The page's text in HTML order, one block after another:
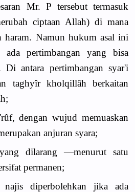
Mr. P tersebut termasuk
ciptaan Allah) di mana
haram. Namun hukum asal ini
ada pertimbangan yang bisa
Di antara pertimbangan syar'i
taghyîr kholqillâh berkaitan
dengan wujud memuaskan
anjuran syara;
dilarang —menurut satu
permanen;
najis diperbolehkan jika ada